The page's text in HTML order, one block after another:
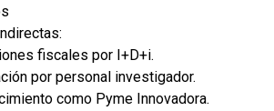
fiscales por I+D+i.
por personal investigador.
como Pyme Innovadora.